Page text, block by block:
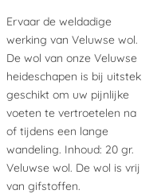
Ervaar de weldadige
werking van Veluwse wol.
De wol van onze Veluwse
heideschapen is bij uitstek
geschikt om uw pijnlijke
voeten te vertroetelen na
of tijdens een lange
wandeling. Inhoud: 20 gr.
Veluwse wol. De wol is vrij
van gifstoffen.